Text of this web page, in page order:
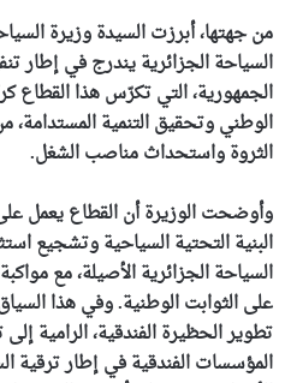
من جهتها، أبرزت السيدة وزيرة
السياحة الجزائرية يندرج في إطار
الجمهورية، التي تكرّس هذا القطاع
الوطني وتحقيق التنمية
الثروة واستحداث مناصب الشغل.
وأوضحت الوزيرة أن القطاع يعمل
البنية التحتية السياحية وتشجيع
السياحة الجزائرية الأصيلة، مع
على الثوابت الوطنية. وفي هذا
تطوير الحظيرة الفندقية، الرامية
المؤسسات الفندقية في إطار ترقية